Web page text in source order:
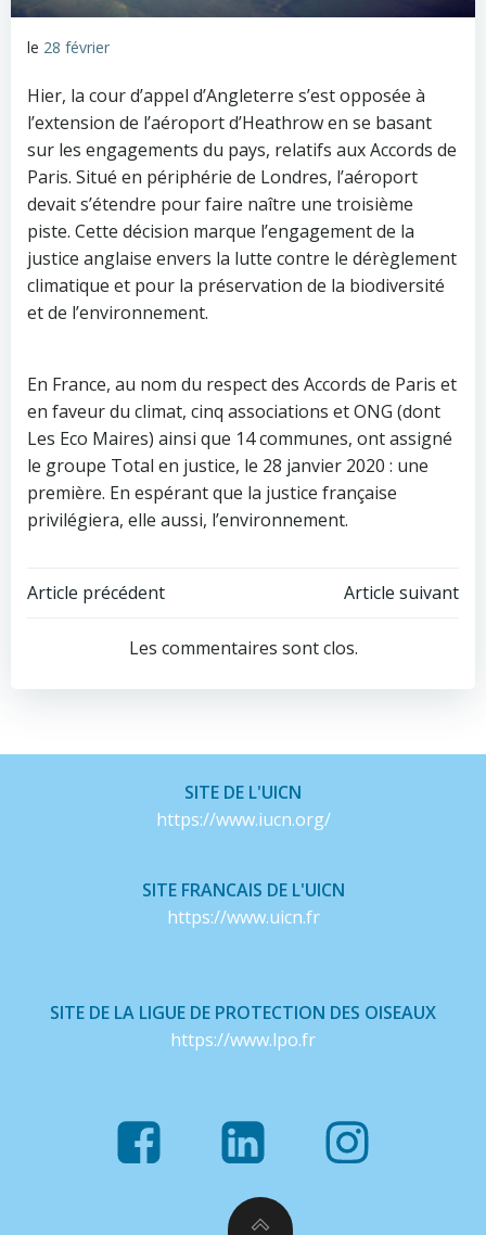
le 28 février
Hier, la cour d’appel d’Angleterre s’est opposée à
l’extension de l’aéroport d’Heathrow en se basant
sur les engagements du pays, relatifs aux Accords de
Paris. Situé en périphérie de Londres, l’aéroport
devait s’étendre pour faire naître une troisième
piste. Cette décision marque l’engagement de la
justice anglaise envers la lutte contre le dérèglement
climatique et pour la préservation de la biodiversité
et de l’environnement.
En France, au nom du respect des Accords de Paris et
en faveur du climat, cinq associations et ONG (dont
Les Eco Maires) ainsi que 14 communes, ont assigné
le groupe Total en justice, le 28 janvier 2020 : une
première. En espérant que la justice française
privilégiera, elle aussi, l’environnement.
Navigation
l’article
Article précédent
Navigation
de
l’article
Article suivant
Les commentaires sont clos.
SITE DE L'UICN
https://www.iucn.org/
SITE FRANCAIS DE L'UICN
https://www.uicn.fr
SITE DE LA LIGUE DE PROTECTION DES OISEAUX
https://www.lpo.fr